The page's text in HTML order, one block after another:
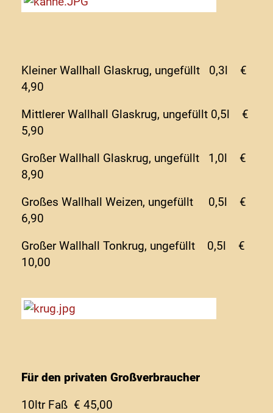
Kleiner Wallhall Glaskrug, ungefüllt 0,3l €
4,90
Mittlerer Wallhall Glaskrug, ungefüllt 0,5l €
5,90
Großer Wallhall Glaskrug, ungefüllt 1,0l €
8,90
Großes Wallhall Weizen, ungefüllt 0,5l €
6,90
Großer Wallhall Tonkrug, ungefüllt 0,5l €
10,00
Für den privaten Großverbraucher
10ltr Faß € 45,00